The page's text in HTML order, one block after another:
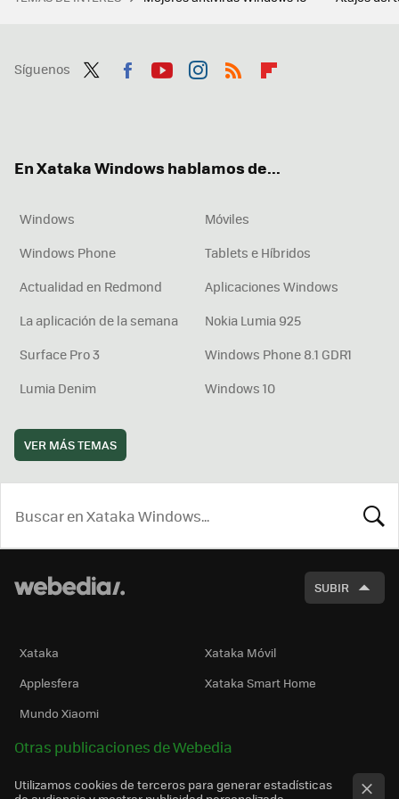
Síguenos
En Xataka Windows hablamos de...
Windows
Móviles
Windows Phone
Tablets e Híbridos
Actualidad en Redmond
Aplicaciones Windows
La aplicación de la semana
Nokia Lumia 925
Surface Pro 3
Windows Phone 8.1 GDR1
Lumia Denim
Windows 10
VER MÁS TEMAS
SUBIR
Xataka
Xataka Móvil
Applesfera
Xataka Smart Home
Mundo Xiaomi
Otras publicaciones de Webedia
Utilizamos cookies de terceros para generar estadísticas